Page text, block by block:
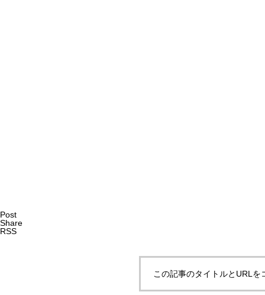
Post
Share
RSS
この記事のタイトルとURLを